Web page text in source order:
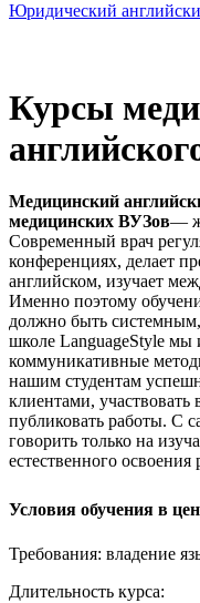
Юридический
Курсы
Медицинский
медицинских ВУЗов—
Современный врач
конференциях, делает
английском, изучает
Именно поэтому
должно быть
школе LanguageStyle мы
коммуникативные
нашим студентам
клиентами,
публиковать работы. С
говорить только на
естественного освоения
Условия обучения в
Требования: владение
Длительность курса: